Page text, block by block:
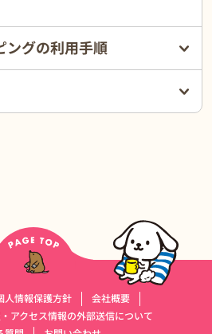
ングの利用手順
人情報保護方針
会社概要
アクセス情報の外部送信について